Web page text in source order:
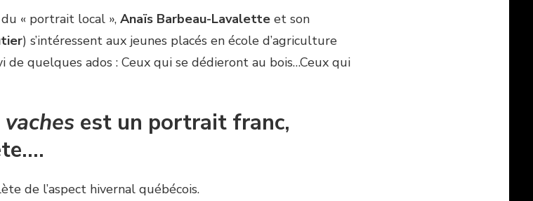
« portrait local », Anaïs Barbeau-Lavaletteet son
) s’intéressent aux jeunes placés en école d’agriculture
de quelques ados : Ceux qui se dédieront au bois…Ceux qui
est un portrait franc,
de l’aspect hivernal québécois.